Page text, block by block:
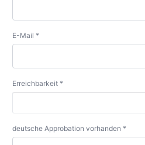
E-Mail *
Erreichbarkeit *
deutsche Approbation vorhanden *